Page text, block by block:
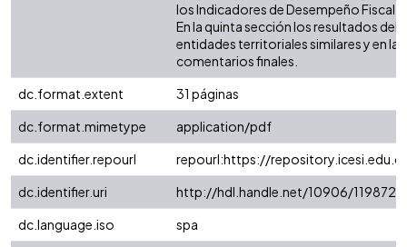
los Indicadores de Desempeño Fiscal
En la quinta sección los resultados del
entidades territoriales similares y en la
comentarios finales.
dc.format.extent
31 páginas
dc.format.mimetype
application/pdf
dc.identifier.repourl
repourl:https://
dc.identifier.uri
http://hdl.handle.net/10906/119872
dc.language.iso
spa